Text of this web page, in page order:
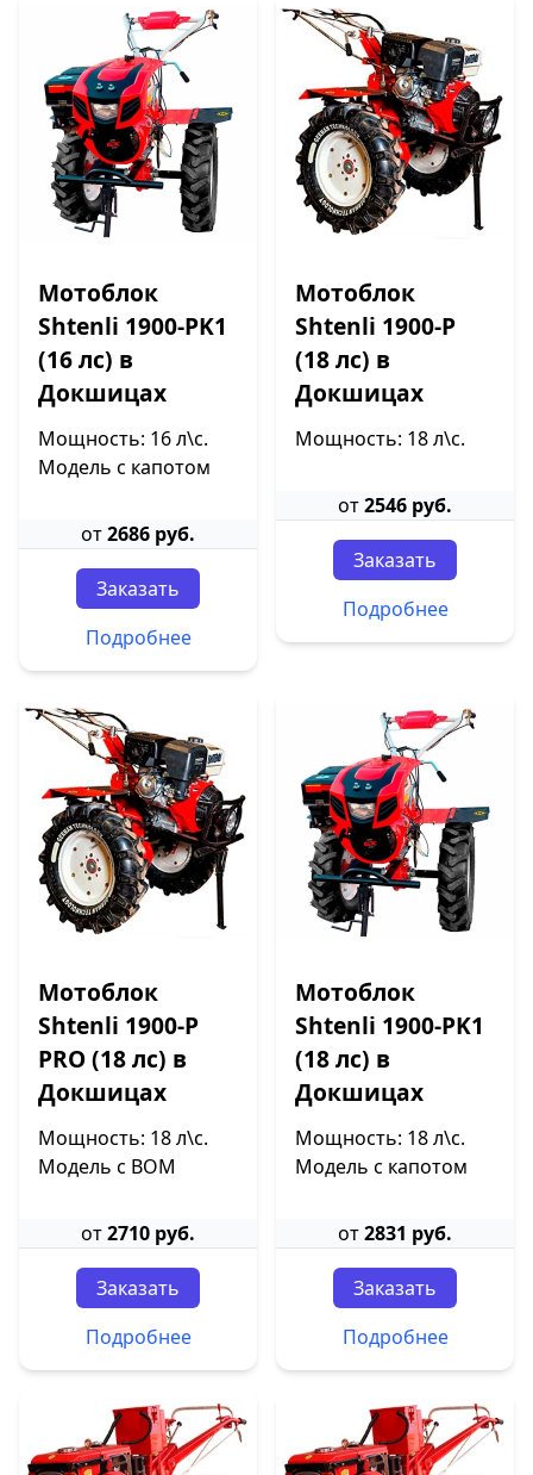
Мотоблок
Shtenli 1900-PK1
(16 лс) в
Докшицах
Мощность: 16 л\с.
Модель с капотом
от2686 руб.
Заказать
Подробнее
Мотоблок
Shtenli 1900-P
(18 лс) в
Докшицах
Мощность: 18 л\с.
от2546 руб.
Заказать
Подробнее
Мотоблок
Shtenli 1900-P
PRO (18 лс) в
Докшицах
Мощность: 18 л\с.
Модель с ВОМ
от2710 руб.
Заказать
Подробнее
Мотоблок
Shtenli 1900-PK1
(18 лс) в
Докшицах
Мощность: 18 л\с.
Модель с капотом
от2831 руб.
Заказать
Подробнее